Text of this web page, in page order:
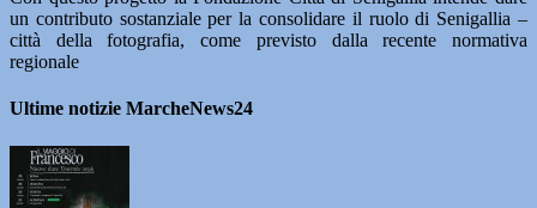
un contributo sostanziale per la consolidare il ruolo di Senigallia –
città della fotografia, come previsto dalla recente normativa
regionale
Ultime notizie MarcheNews24